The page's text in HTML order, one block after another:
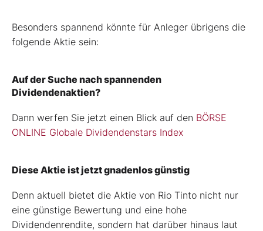
Besonders spannend könnte für Anleger übrigens die
folgende Aktie sein:
Auf der Suche nach spannenden
Dividendenaktien?
Dann werfen Sie jetzt einen Blick auf den BÖRSE
ONLINE Globale Dividendenstars Index
Diese Aktie ist jetzt gnadenlos günstig
Denn aktuell bietet die Aktie von Rio Tinto nicht nur
eine günstige Bewertung und eine hohe
Dividendenrendite, sondern hat darüber hinaus laut